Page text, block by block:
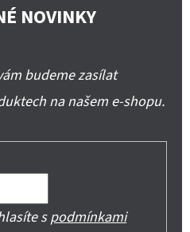
NOVINKY
budeme zasílat
na našem e-shopu.
spodmínkami